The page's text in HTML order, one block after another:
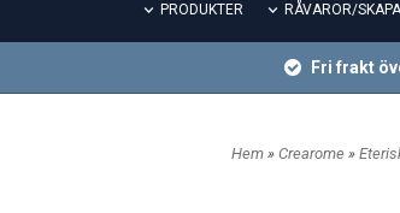
PRODUKTER RÅVAROR/SKAPA
Fri frakt
Hem » Crearome »